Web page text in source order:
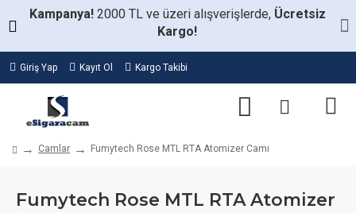
Kampanya! 2000 TL ve üzeri alışverişlerde, Ücretsiz
Kargo!
Giriş Yap Kayıt Ol Kargo Takibi
Camlar Fumytech Rose MTL RTA Atomizer Camı
Fumytech Rose MTL RTA Atomizer